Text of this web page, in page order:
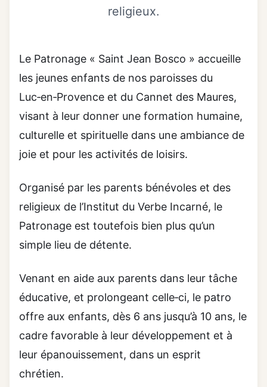
religieux.
Le Patronage « Saint Jean Bosco » accueille
les jeunes enfants de nos paroisses du
Luc‑en‑Provence et du Cannet des Maures,
visant à leur donner une formation humaine,
culturelle et spirituelle dans une ambiance de
joie et pour les activités de loisirs.
Organisé par les parents bénévoles et des
religieux de l’Institut du Verbe Incarné, le
Patronage est toutefois bien plus qu’un
simple lieu de détente.
Venant en aide aux parents dans leur tâche
éducative, et prolongeant celle‑ci, le patro
offre aux enfants, dès 6 ans jusqu’à 10 ans, le
cadre favorable à leur développement et à
leur épanouissement, dans un esprit
chrétien.